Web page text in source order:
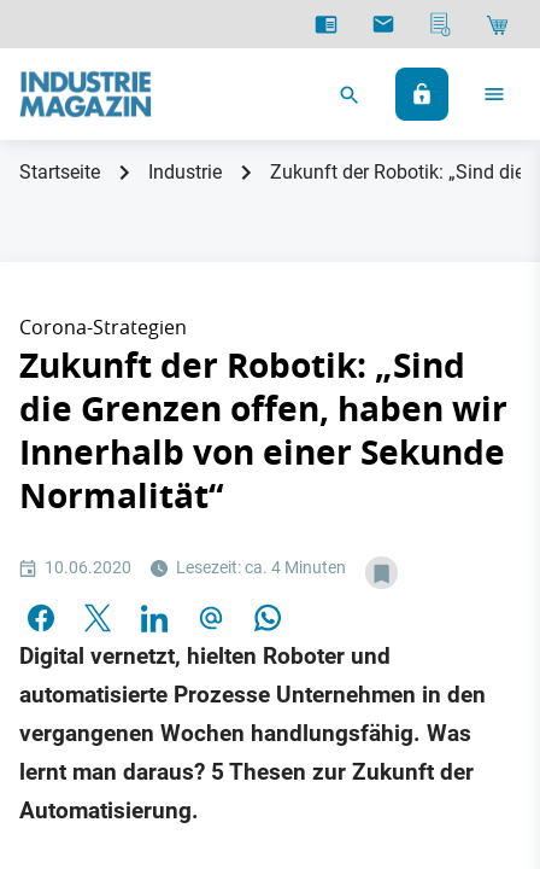
Startseite Industrie Zukunft der Robotik: „Sind die
Corona-Strategien
Zukunft der Robotik: „Sind
die Grenzen offen, haben wir
Innerhalb von einer Sekunde
Normalität“
10.06.2020 Lesezeit: ca. 4 Minuten
Digital vernetzt, hielten Roboter und
automatisierte Prozesse Unternehmen in den
vergangenen Wochen handlungsfähig. Was
lernt man daraus? 5 Thesen zur Zukunft der
Automatisierung.